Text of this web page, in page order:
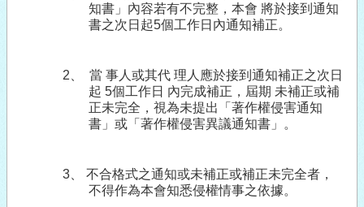
知書」內容若有不完整，本會 將於接到通知
書之次日起5個工作日內通知補正。
2
當 事人或其代 理人應於接到通知補正之次日
起 5個工作日 內完成補正，屆期 未補正或補
正未完全，視為未提出「著作權侵害通知
書」或「著作權侵害異議通知書」。
3 、 不合格式之通知或未補正或補正未完全者，
不得作為本會知悉侵權情事之依據。